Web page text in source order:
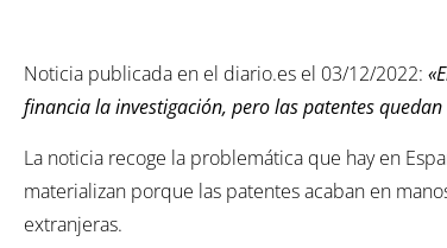
Noticia publicada en el diario.es el 03/12/2022:
financia la investigación, pero las patentes
La noticia recoge la problemática que hay en
materializan porque las patentes acaban en
extranjeras.